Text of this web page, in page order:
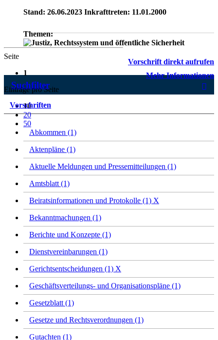
Stand: 26.06.2023 Inkrafttreten: 11.01.2000
Themen:
Vorschrift direkt aufrufen
Mehr Informationen
Seite
1
Einträge pro Seite
10
20
50
Suchfilter
Vorschriften
Abkommen (1)
Aktenpläne (1)
Aktuelle Meldungen und Pressemitteilungen (1)
Amtsblatt (1)
Beiratsinformationen und Protokolle (1) X
Bekanntmachungen (1)
Berichte und Konzepte (1)
Dienstvereinbarungen (1)
Gerichtsentscheidungen (1) X
Geschäftsverteilungs- und Organisationspläne (1)
Gesetzblatt (1)
Gesetze und Rechtsverordnungen (1)
Gutachten (1)